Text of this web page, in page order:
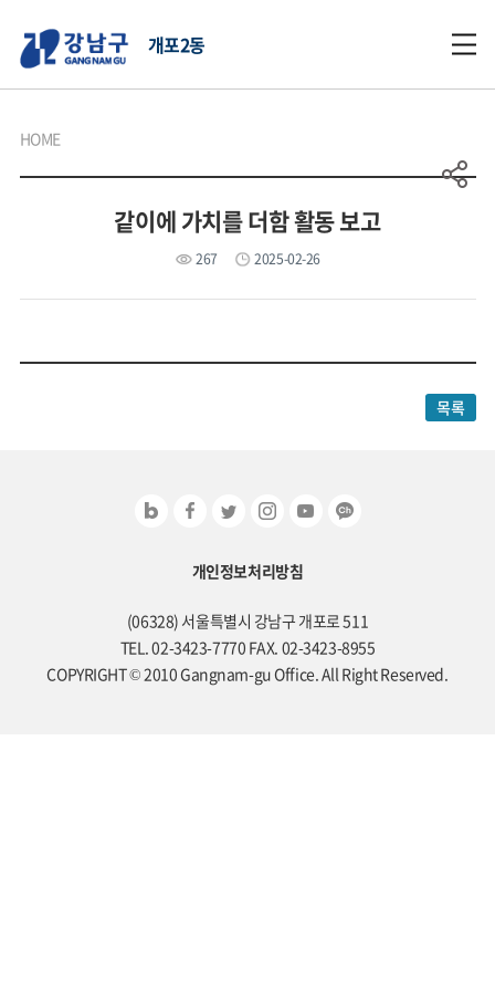
개포2동
HOME
같이에 가치를 더함 활동 보고
267 2025-02-26
목록
개인정보처리방침
(06328) 서울특별시 강남구 개포로 511
TEL. 02-3423-7770 FAX. 02-3423-8955
COPYRIGHT © 2010 Gangnam-gu Office. All Right Reserved.